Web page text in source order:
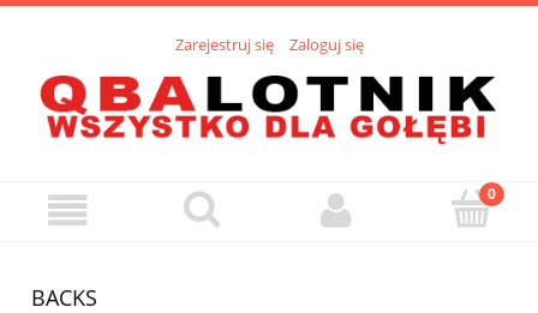
Zarejestruj się Zaloguj się
BACKS